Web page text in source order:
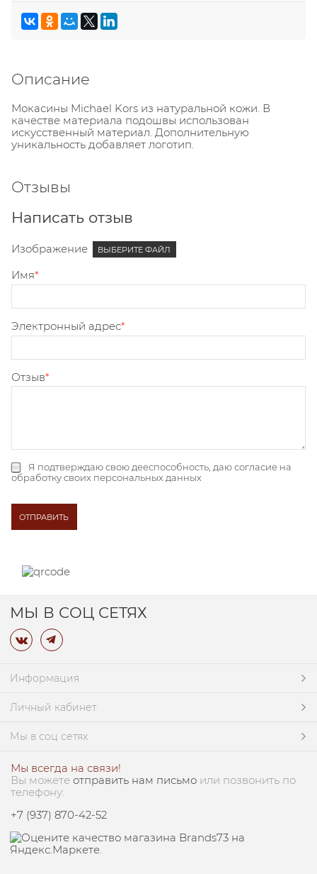
Описание
Мокасины Michael Kors из натуральной кожи. В
качестве материала подошвы использован
искусственный материал. Дополнительную
уникальность добавляет логотип.
Отзывы
Написать отзыв
Изображение ВЫБЕРИТЕ ФАЙЛ
Имя
Электронный адрес
Отзыв
Я подтверждаю свою дееспособность, даюсогласие на
обработку своих персональных данных
МЫ В СОЦ СЕТЯХ
Информация
Личный кабинет
Мы в соц сетях
Мы всегда на связи!
Вы можете отправить нам письмо или позвонить по
телефону:
+7 (937) 870-42-52